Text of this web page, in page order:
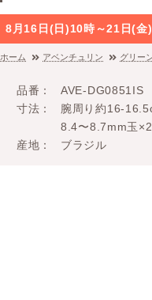
8月16日(日)10時～21日(金
ホーム アベンチュリン グリー
品番
AVE-DG0851IS
寸法
腕周り約16-
8.4〜8.7mm玉
産地
ブラジル